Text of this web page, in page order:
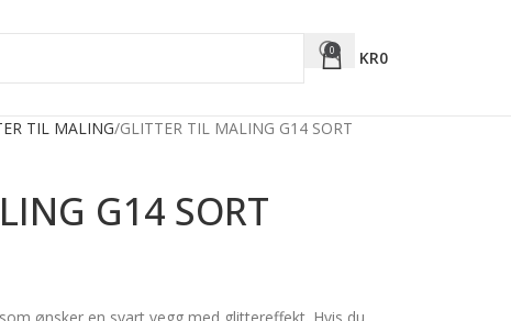
0 KR0
TIL MALING GLITTER TIL MALING G14 SORT
G14 SORT